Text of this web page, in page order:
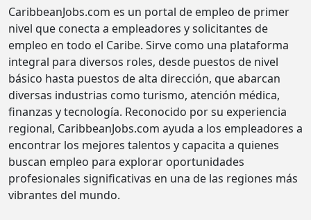
CaribbeanJobs.com es un portal de empleo de primer
nivel que conecta a empleadores y solicitantes de
empleo en todo el Caribe. Sirve como una plataforma
integral para diversos roles, desde puestos de nivel
básico hasta puestos de alta dirección, que abarcan
diversas industrias como turismo, atención médica,
finanzas y tecnología. Reconocido por su experiencia
regional, CaribbeanJobs.com ayuda a los empleadores a
encontrar los mejores talentos y capacita a quienes
buscan empleo para explorar oportunidades
profesionales significativas en una de las regiones más
vibrantes del mundo.